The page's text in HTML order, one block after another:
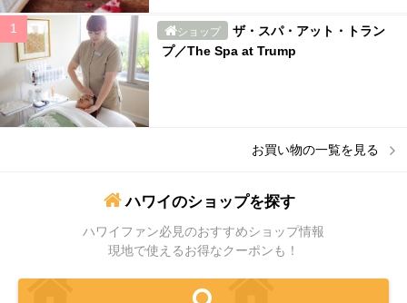
ショップ
ザ・スパ・アット・トラン
プ／The Spa at Trump
お買い物の一覧を見る
ハワイのショップを探す
ハワイファン必見のおすすめショップ情報
現地で使えるお得なクーポンも！